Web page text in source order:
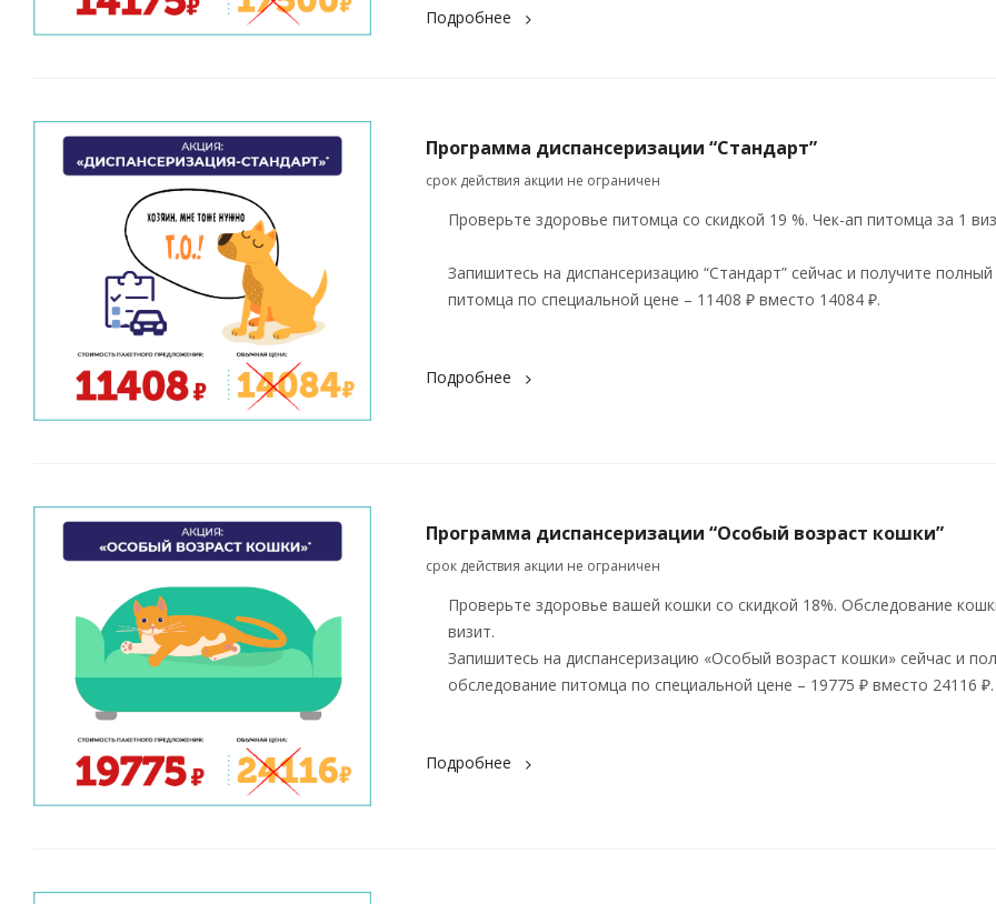
Подробнее
Программа диспансеризации “Стандарт”
срок действия акции не ограничен
Проверьте здоровье питомца со скидкой 19 %. Чек-ап питомца за 1
Запишитесь на диспансеризацию “Стандарт” сейчас и получите
питомца по специальной цене – 11408 ₽ вместо 14084 ₽.
Подробнее
Программа диспансеризации “Особый возраст кошки”
срок действия акции не ограничен
Проверьте здоровье вашей кошки со скидкой 18%. Обследование
визит.
Запишитесь на диспансеризацию «Особый возраст кошки» сейчас и
обследование питомца по специальной цене – 19775 ₽ вместо 24116 ₽.
Подробнее